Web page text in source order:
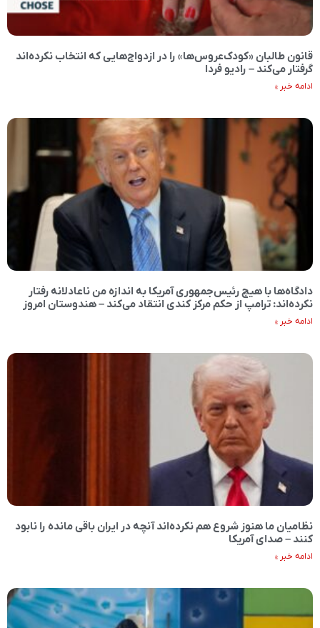
قانون طالبان «کودک‌عروس‌ها» را در ازدواج‌هایی که انتخاب نکرده‌اند
گرفتار می‌کند – رادیو فردا
ادامه خبر »
دادگاه‌ها با هیچ رئیس‌جمهوری آمریکا به اندازه من ناعادلانه رفتار
نکرده‌اند: ترامپ از حکم مرکز کندی انتقاد می‌کند – هندوستان امروز
ادامه خبر »
نظامیان ما هنوز شروع هم نکرده‌اند آنچه در ایران باقی مانده را نابود
کنند – صدای آمریکا
ادامه خبر »